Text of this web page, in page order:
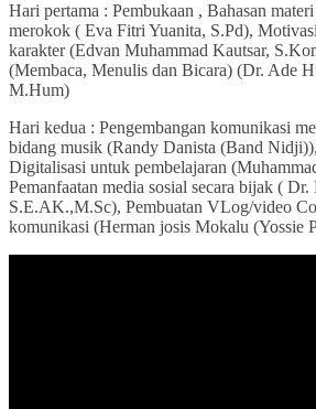
Hari pertama : Pembukaan , Bahasan
merokok ( Eva Fitri Yuanita, S.Pd),
karakter (Edvan Muhammad Kautsar,
(Membaca, Menulis dan Bicara) (Dr. Ade
M.Hum)
Hari kedua : Pengembangan komunikasi
bidang musik (Randy Danista (Band
Digitalisasi untuk pembelajaran
Pemanfaatan media sosial secara bijak ( Dr.
S.E.AK.,M.Sc), Pembuatan VLog/video
komunikasi (Herman josis Mokalu (Yossie